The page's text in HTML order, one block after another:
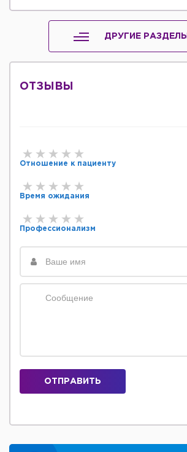
ДРУГИЕ РАЗДЕЛЫ
ОТЗЫВЫ
Отношение к пациенту
Время ожидания
Профессионализм
ОТПРАВИТЬ